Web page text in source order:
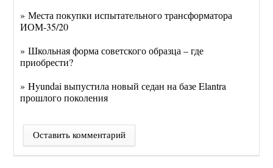
» Места покупки испытательного трансформатора
ИОМ-35/20
» Школьная форма советского образца – где
приобрести?
» Hyundai выпустила новый седан на базе Elantra
прошлого поколения
Оставить комментарий